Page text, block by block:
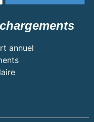
annuel